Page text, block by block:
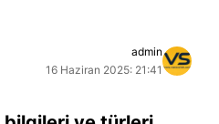
admin
16 Haziran 2025: 21:41